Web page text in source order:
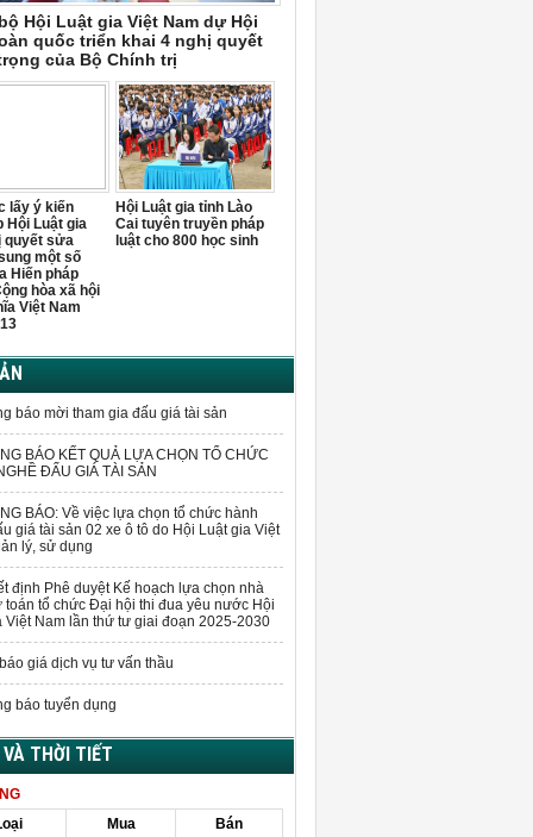
Hội Luật gia Việt Nam dự Hội
quốc triển khai 4 nghị quyết
của Bộ Chính trị
lấy ý kiến
Hội Luật gia
quyết sửa
một số
Hiến pháp
hòa xã hội
Việt Nam
Hội Luật gia tỉnh Lào
Cai tuyên truyền pháp
luật cho 800 học sinh
báo mời tham gia đấu giá tài sản
BÁO KẾT QUẢ LỰA CHỌN TỔ CHỨC
ĐẤU GIÁ TÀI SẢN
BÁO: Về việc lựa chọn tổ chức hành
giá tài sản 02 xe ô tô do Hội Luật gia Việt
lý, sử dụng
định Phê duyệt Kế hoạch lựa chọn nhà
toán tổ chức Đại hội thi đua yêu nước Hội
Việt Nam lần thứ tư giai đoạn 2025-2030
giá dịch vụ tư vấn thầu
báo tuyển dụng
THỜI TIẾT
Mua
Bán